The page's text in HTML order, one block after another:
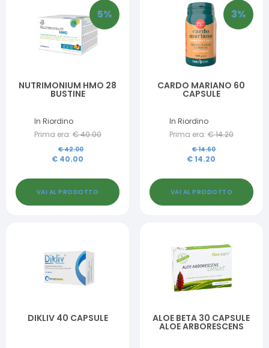
5%
NUTRIMONIUM HMO 28
BUSTINE
In Riordino
Prima era: €40.00
€42.00
€ 40.00
VAI AL PRODOTTO
3%
CARDO MARIANO 60
CAPSULE
In Riordino
Prima era: €14.20
€14.60
€14.20
VAI AL PRODOTTO
DIKLIV 40 CAPSULE ALOE BETA 30 CAPSULE
ALOE ARBORESCENS